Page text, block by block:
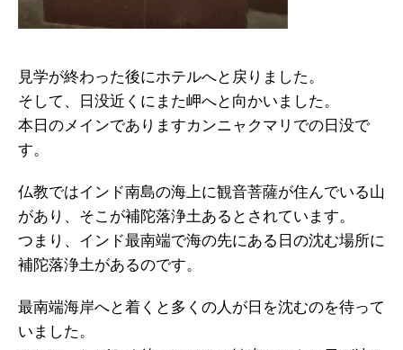
見学が終わった後にホテルへと戻りました。
そして、日没近くにまた岬へと向かいました。
本日のメインでありますカンニャクマリでの日没で
す。
仏教ではインド南島の海上に観音菩薩が住んでいる山
があり、そこが補陀落浄土あるとされています。
つまり、インド最南端で海の先にある日の沈む場所に
補陀落浄土があるのです。
最南端海岸へと着くと多くの人が日を沈むのを待って
いました。